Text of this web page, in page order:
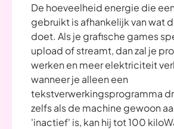
De hoeveelheid energie die
gebruikt is afhankelijk van wat
doet. Als je grafische games
upload of streamt, dan zal je
werken en meer elektriciteit
wanneer je alleen een
tekstverwerkingsprogramma
zelfs als de machine gewoon
'inactief' is, kan hij tot 100